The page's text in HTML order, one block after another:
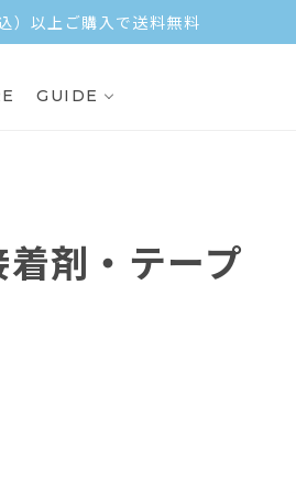
）以上ご購入で送料無料
GUIDE
剤・テープ